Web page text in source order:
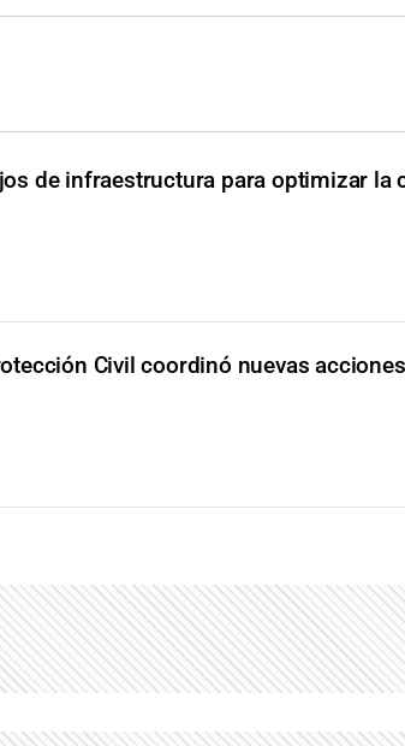
de infraestructura para optimizar la
Civil coordinó nuevas